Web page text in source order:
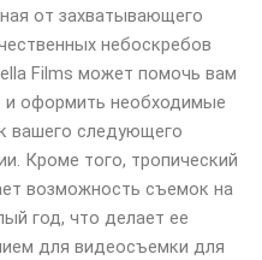
от захватывающего
небоскребов
Films может помочь вам
оформить необходимые
вашего следующего
Кроме того, тропический
возможность съемок на
год, что делает ее
для видеосъемки для